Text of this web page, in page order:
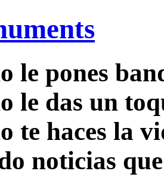
le pones
le das un
te haces la
noticias